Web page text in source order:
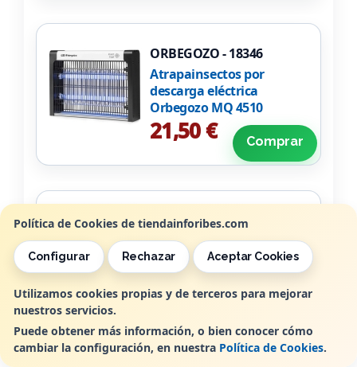
ORBEGOZO - 18346
Atrapainsectos por
descarga eléctrica
Orbegozo MQ 4510
21,50 € Comprar
ORBEGOZO - 15773
Tostador Orbegozo TO
4012/ 850W/ Blanco
22,50 €
Política de Cookies de tiendainforibes.com
Configurar Rechazar Aceptar Cookies
Utilizamos cookies propias y de terceros para mejorar
nuestros servicios.
Puede obtener más información, o bien conocer cómo
cambiar la configuración, en nuestra Política de Cookies.